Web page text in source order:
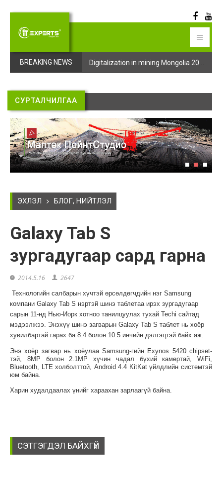
BREAKING NEWS
Digitalization in mining Mongolia 2025 арга хэмжээний бүртгэл эхэллээ Digitalization in mining Mongolia 2025 арга хэмжээний бүртгэл эхэллээ
СУРТАЛЧИЛГАА
ЭХЛЭЛ БЛОГ, НИЙТЛЭЛ
Galaxy Tab S
зургадугаар сард гарна
2014.5.16 2647
Технологийн салбарын хүчтэй өрсөлдөгчдийн нэг Samsung
компани Galaxy Tab S нэртэй шинэ таблетаа ирэх зургадугаар
сарын 11-нд Нью-Иорк хотноо танилцуулах тухай Techi сайтад
мэдээлжээ. Энэхүү шинэ загварын Galaxy Tab S таблет нь хоёр
хувилбартай гарах ба 8.4 болон 10.5 инчийн дэлгэцтэй байх аж.
Энэ хоёр загвар нь хоёулаа Samsung-гийн Exynos 5420 chipset-
тэй, 8MP болон 2.1MP хүчин чадал бүхий камертай, WiFi,
Bluetooth, LTE холболттой, Android 4.4 KitKat үйлдлийн системтэй
юм байна.
Харин худалдаалах үнийг хараахан зарлаагүй байна.
СЭТГЭГДЭЛ БАЙХГҮЙ